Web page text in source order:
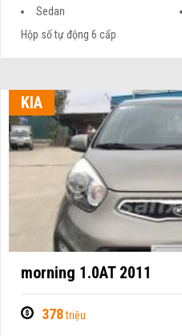
Sedan
Hộp số tự động 6 cấp
KIA
morning 1.0AT 2011
378triệu